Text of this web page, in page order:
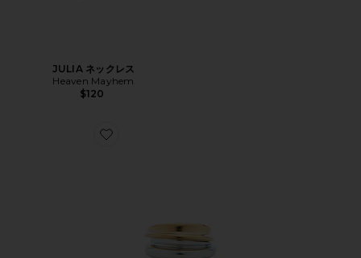
JULIA ネックレス
Heaven Mayhem
$120
Favorite LENNON リングセット